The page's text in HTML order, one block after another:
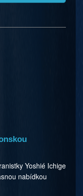
Yoshié Ichige
nabídkou